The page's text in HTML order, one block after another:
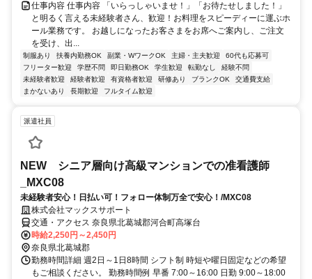
仕事内容 仕事内容 「いらっしゃいませ！」「お待たせしました！」
と明るく言える未経験者さん、歓迎！お料理をスピーディーに運ぶホ
ール業務です。 お越しになったお客さまをお席へご案内し、ご注文
を受け、出...
制服あり 扶養内勤務OK 副業・WワークOK 主婦・主夫歓迎
60代も応募可
フリーター歓迎
学歴不問 即日勤務OK 学生歓迎 転勤なし
経験不問
未経験者歓迎
経験者歓迎 有資格者歓迎 研修あり ブランクOK
交通費支給
まかないあり
長期歓迎 フルタイム歓迎
派遣社員
NEW シニア層向け高級マンションでの准看護師
_MXC08
未経験者安心！日払い可！フォロー体制万全で安心！/MXC08
株式会社マックスサポート
交通・アクセス 奈良県北葛城郡河合町高塚台
時給2,250円～2,450円
奈良県北葛城郡
勤務時間詳細 週2日～1日8時間 シフト制 時短や曜日固定などの希望
もご相談ください。 勤務時間例 早番 7:00～16:00 日勤 9:00～18:00